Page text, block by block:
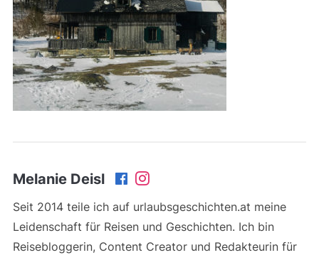
Melanie Deisl
Seit 2014 teile ich auf urlaubsgeschichten.at meine
Leidenschaft für Reisen und Geschichten. Ich bin
Reisebloggerin, Content Creator und Redakteurin für